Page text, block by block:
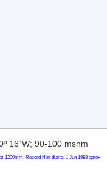
16`W; 90-100 msnm
1200mm, Record Hist diario: 1 Jun 1988 aprox